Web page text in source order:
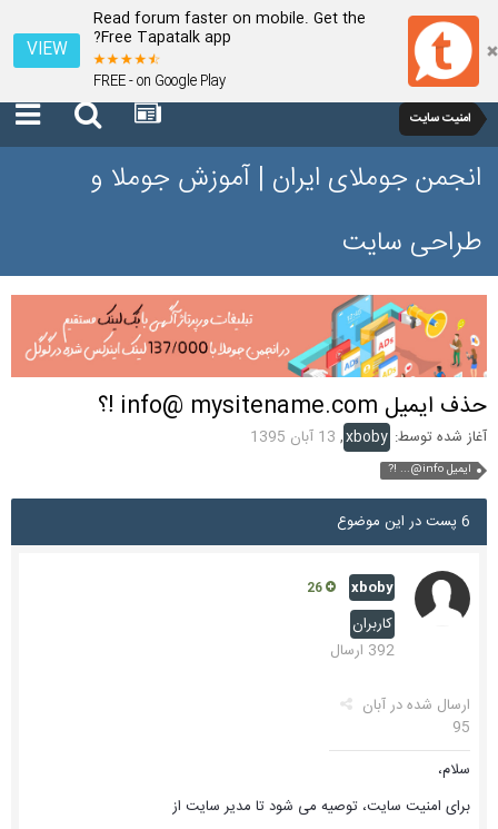
Read forum faster on mobile. Get the
Free Tapatalk app?
FREE - on Google Play
VIEW
امنیت سایت
انجمن جوملای ایران | آموزش جوملا و
طراحی سایت
حذف ایمیل info@ mysitename.com !؟
آغاز شده توسط: xboby
, 13 آبان 1395
ایمیل info@... !?
6 پست در این موضوع
xboby
کاربران
392 ارسال
ارسال شده درآبان
95
سلام،
برای امنیت سایت، توصیه می شود تا مدیر سایت از